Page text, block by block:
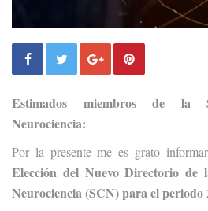
Estimados miembros de la
Neurociencia:
Por la presente me es grato
Elección del Nuevo Directorio de
Neurociencia (SCN) para el periodo